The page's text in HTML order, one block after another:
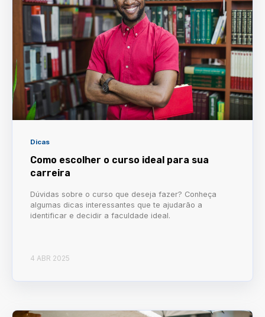
Dicas
Como escolher o curso ideal para sua
carreira
Dúvidas sobre o curso que deseja fazer? Conheça
algumas dicas interessantes que te ajudarão a
identificar e decidir a faculdade ideal.
4 ABR 2025